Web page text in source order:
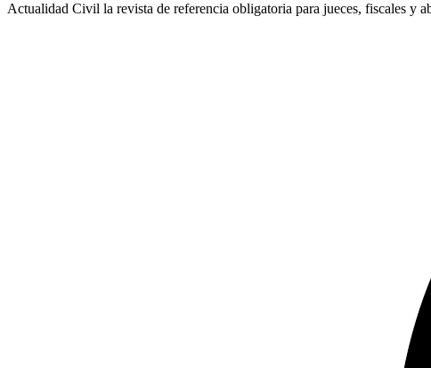
Actualidad Civil la revista de referencia obligatoria para jueces, fiscales y